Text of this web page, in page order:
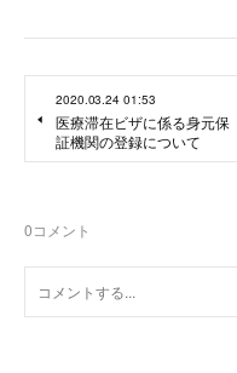
2020.03.24 01:53
医療滞在ビザに係る身元保
証機関の登録について
0コメント